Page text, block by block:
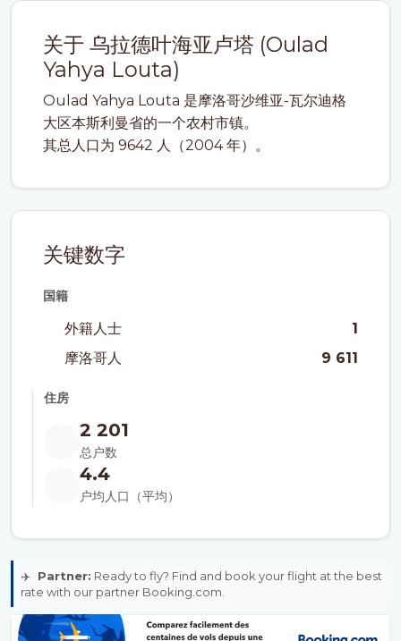
关于 乌拉德叶海亚卢塔 (Oulad
Yahya Louta)
Oulad Yahya Louta 是摩洛哥沙维亚-瓦尔迪格
大区本斯利曼省的一个农村市镇。
其总人口为 9642 人（2004 年）。
关键数字
国籍
外籍人士
1
摩洛哥人
9 611
住房
2 201
总户数
4.4
户均人口（平均）
✈️ Partner: Ready to fly? Find and book your flight at the best
rate with our partner Booking.com.